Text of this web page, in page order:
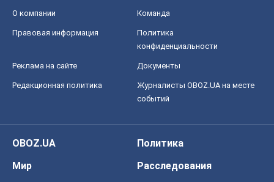
О компании Команда
Правовая информация
Политика
конфиденциальности
Реклама на сайте Документы
Редакционная политика
Журналисты OBOZ.UA на месте
событий
OBOZ.UA
Политика
Мир
Расследования